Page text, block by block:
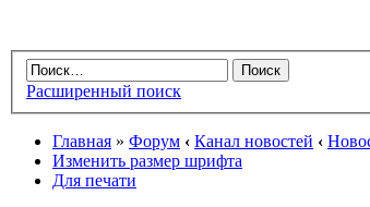
Расширенный поиск
Главная » Форум ‹ Канал новостей ‹
Изменить размер шрифта
Для печати